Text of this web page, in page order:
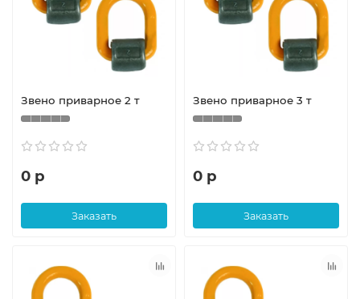
Звено приварное 2 т
0 р
Заказать
Звено приварное 3 т
0 р
Заказать